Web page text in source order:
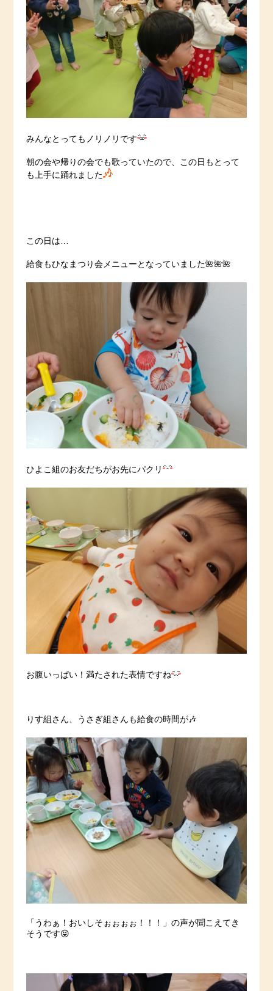
みんなとってもノリノリです
朝の会や帰りの会でも歌っていたので、この日もとって
も上手に踊れました
この日は…
給食もひなまつり会メニューとなっていました🌺🌺🌺
ひよこ組のお友だちがお先にパクリ
お腹いっぱい！満たされた表情ですね
りす組さん、うさぎ組さんも給食の時間が🎶
「うわぁ！おいしそぉぉぉぉ！！！」の声が聞こえてき
そうです😝